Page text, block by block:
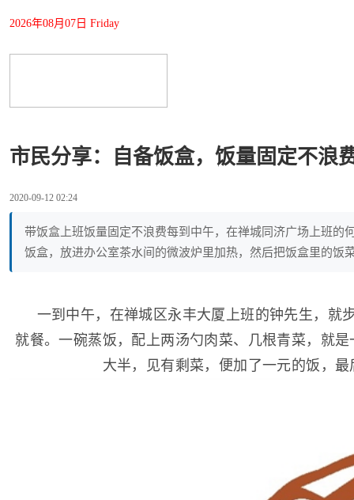
2026年08月07日 Friday
市民分享：自备饭盒，饭量固定不浪
2020-09-12 02:24
带饭盒上班饭量固定不浪费每到中午，在禅城同济广场上班的
饭盒，放进办公室茶水间的微波炉里加热，然后把饭盒里的饭
一到中午，在禅城区永丰大厦上班的钟先生，就
就餐。一碗蒸饭，配上两汤勺肉菜、几根青菜，就
大半，见有剩菜，便加了一元的饭，